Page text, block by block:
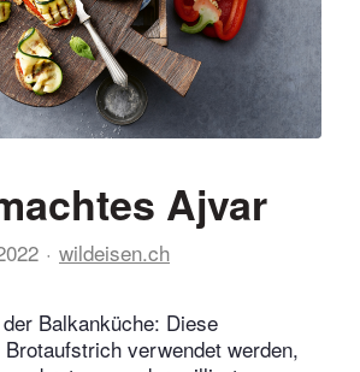
Ajvar
wildeisen.ch
Balkanküche: Diese
verwendet werden,